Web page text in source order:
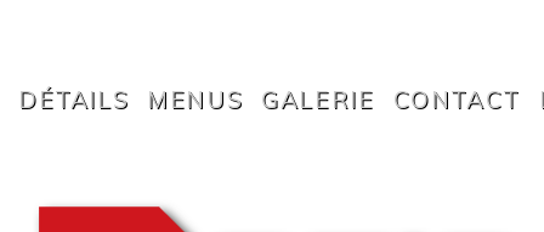
DÉTAILS MENUS GALERIE CONTACT